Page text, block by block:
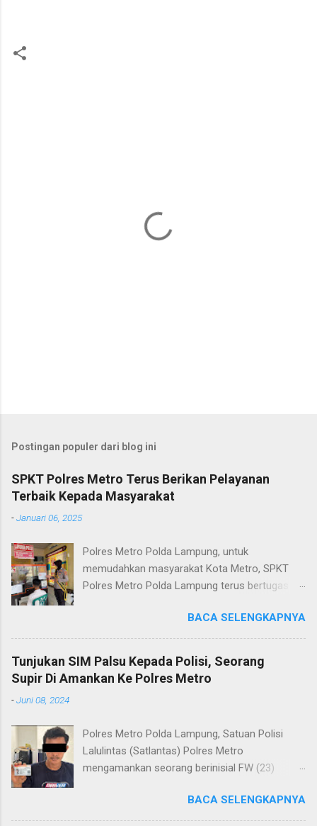
Postingan populer dari blog ini
SPKT Polres Metro Terus Berikan Pelayanan
Terbaik Kepada Masyarakat
-Januari 06, 2025
Polres Metro Polda Lampung, untuk
memudahkan masyarakat Kota Metro, SPKT
Polres Metro Polda Lampung terus bertugas
terkait layanan pengaduan, pelayanan SKCK dan
pelayanan Identifikasi sidik jari secara terpadu
kepada masyarakat. Senin (06/01/2025) Dalam
mewujudkan pelayanan prima kepolisian, SPKT
Heri Sulistyo Nugroho S.IK, M.IK mengatakan
“SPKT Polres Metro akan terus berusaha
memberikan pelayanan yang terbaik kepada
kepolisian, baik informasi maupun pelayanan
BACA SELENGKAPNYA
Tunjukan SIM Palsu Kepada Polisi, Seorang
Supir Di Amankan Ke Polres Metro
-Juni 08, 2024
Polres Metro Polda Lampung, Satuan Polisi
Lalulintas (Satlantas) Polres Metro
mengamankan seorang berinisial FW (23)
Truk pelanggar lalulintas dan menggunakan
Surat Izin Mengemudi (SIM) kategori BII Umum
BACA SELENGKAPNYA